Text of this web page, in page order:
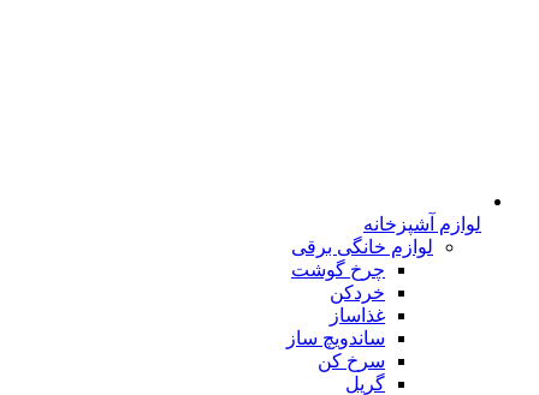
لوازم آشپزخانه
لوازم خانگی برقی
چرخ گوشت
خردکن
غذاساز
ساندویچ ساز
سرخ کن
گریل